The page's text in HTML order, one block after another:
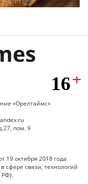
«Орелтаймс»
пом. 9
19 октября 2018 года
сфере связи, технологий
РФ).